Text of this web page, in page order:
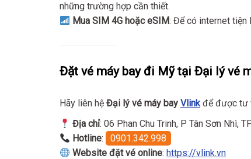
những trường hợp cần thiết.
Mua SIM 4G hoặc eSIM: Để có internet tiện
Đặt vé máy bay đi Mỹ tại Đại lý vé
Hãy liên hệ Đại lý vé máy bay Vlinkđể được tư
Địa chỉ: 06 Phan Chu Trinh, P Tân Sơn Nhì,
Hotline:
0901.342.998
Website đặt vé online:https://vlink.vn